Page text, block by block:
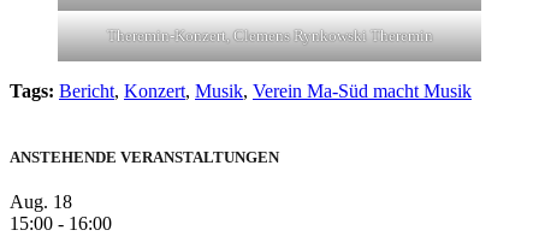
Theremin-Konzert, Clemens Rynkowski Theremin
Tags: Bericht, Konzert, Musik, Verein Ma-Süd macht Musik
ANSTEHENDE VERANSTALTUNGEN
Aug. 18
15:00 - 16:00